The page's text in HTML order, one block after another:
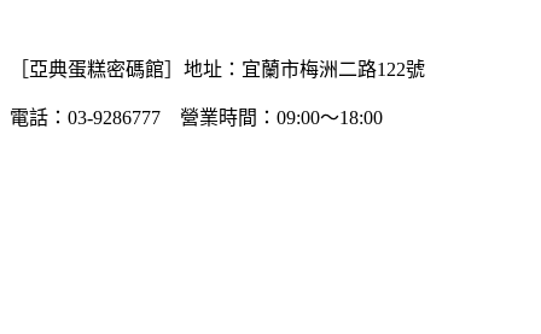
［亞典蛋糕密碼館］地址：宜蘭市梅洲二路122號
電話：03-9286777 營業時間：09:00～18:00